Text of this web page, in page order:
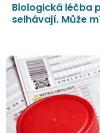
Biologická léčba
selhávají. Může